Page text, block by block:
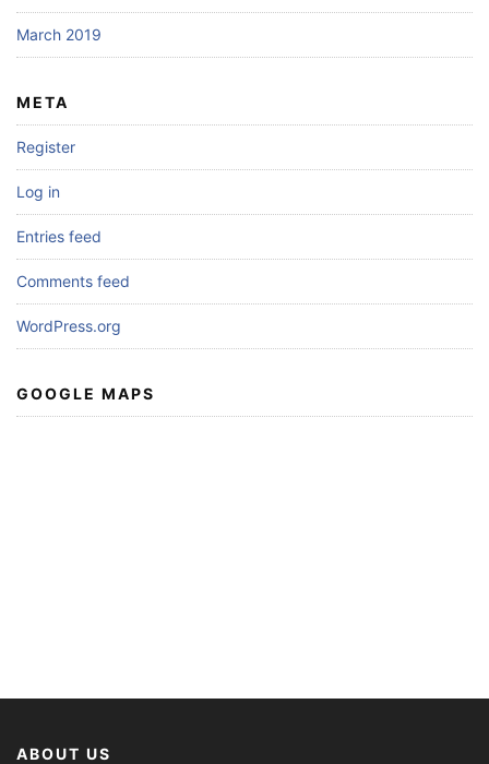
March 2019
META
Register
Log in
Entries feed
Comments feed
WordPress.org
GOOGLE MAPS
ABOUT US